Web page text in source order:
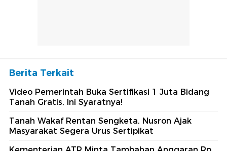
Berita Terkait
Video Pemerintah Buka Sertifikasi 1 Juta Bidang
Tanah Gratis, Ini Syaratnya!
Tanah Wakaf Rentan Sengketa, Nusron Ajak
Masyarakat Segera Urus Sertipikat